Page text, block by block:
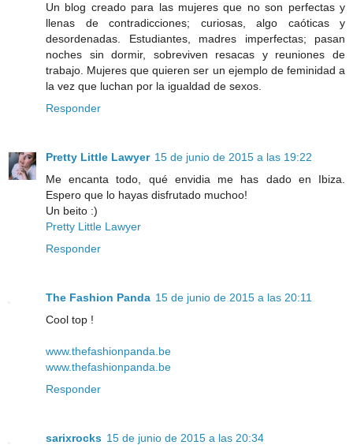
Un blog creado para las mujeres que no son perfectas y
llenas de contradicciones; curiosas, algo caóticas y
desordenadas. Estudiantes, madres imperfectas; pasan
noches sin dormir, sobreviven resacas y reuniones de
trabajo. Mujeres que quieren ser un ejemplo de feminidad a
la vez que luchan por la igualdad de sexos.
Responder
Pretty Little Lawyer 15 de junio de 2015 a las 19:22
Me encanta todo, qué envidia me has dado en Ibiza.
Espero que lo hayas disfrutado muchoo!
Un beito :)
Pretty Little Lawyer
Responder
The Fashion Panda 15 de junio de 2015 a las 20:11
Cool top !
www.thefashionpanda.be
www.thefashionpanda.be
Responder
sarixrocks 15 de junio de 2015 a las 20:34